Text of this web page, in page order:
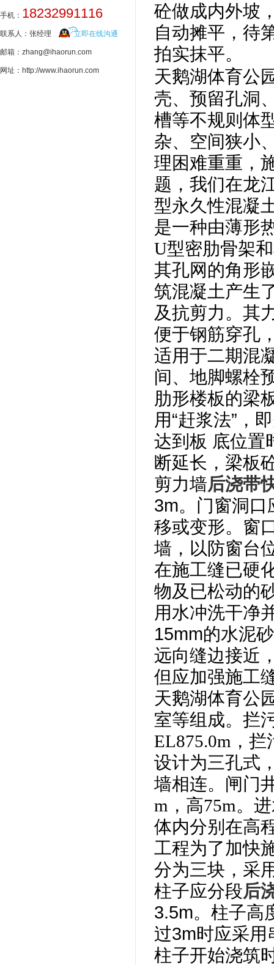
手机： 18232991116
联系人：张经理 立即在线沟通
邮箱：zhang@ihaorun.com
网址：http://www.ihaorun.com
砼做成内外坡
自动摊平，待
拍实抹平。
天鹅湖体育公
壳、预留孔洞
槽等不规则体
杂、空间狭小
理困难重重，
题，我们在龙
型永久性混凝
是一种由薄形
U型密肋骨架
其孔网的角形
筑混凝土产生
及抗剪力。其
便于钢筋穿孔
适用于二期混
间、地脚螺栓
肋形楼板的梁
用“赶浆法”，
达到板 底位置
断延长，梁板
剪力墙后浇带
3m。门窗洞口
移或变形。窗
墙，以防窗台
在施工缝已硬
物及已松动的
用水冲洗干净
15mm的水泥
远向缝边接近
但应加强施工
天鹅湖体育公
室等组成。拦
EL875.0m，
设计为三孔式
墙相连。闸门
m，高75m。
体内分别在高
工程为了加快
分为三块，采
柱子应分段后
3.5m。柱子高
过3m时应采用
柱子开始浇筑